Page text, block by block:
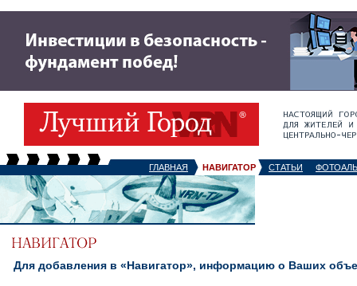
ГЛАВНАЯ НАВИГАТОР СТАТЬИ
Для добавления в «Навигатор», информацию о Ваших